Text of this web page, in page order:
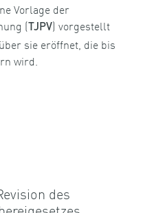
Vorlage der
( TJPV) vorgestellt
sie eröffnet, die bis
wird.
des